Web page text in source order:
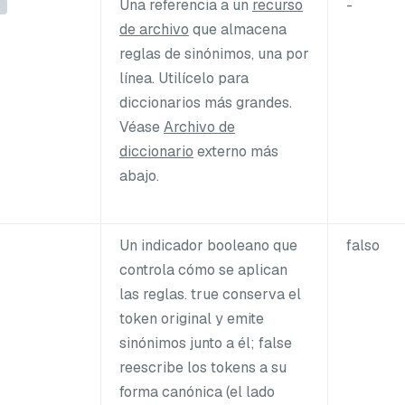
Una referencia a un recurso
de archivo que almacena
reglas de sinónimos, una por
línea. Utilícelo para
diccionarios más grandes.
VéaseArchivo de
diccionario externo más
abajo.
-
Un indicador booleano que
controla cómo se aplican
las reglas. true conserva el
token original y emite
sinónimos junto a él; false
reescribe los tokens a su
forma canónica (el lado
falso